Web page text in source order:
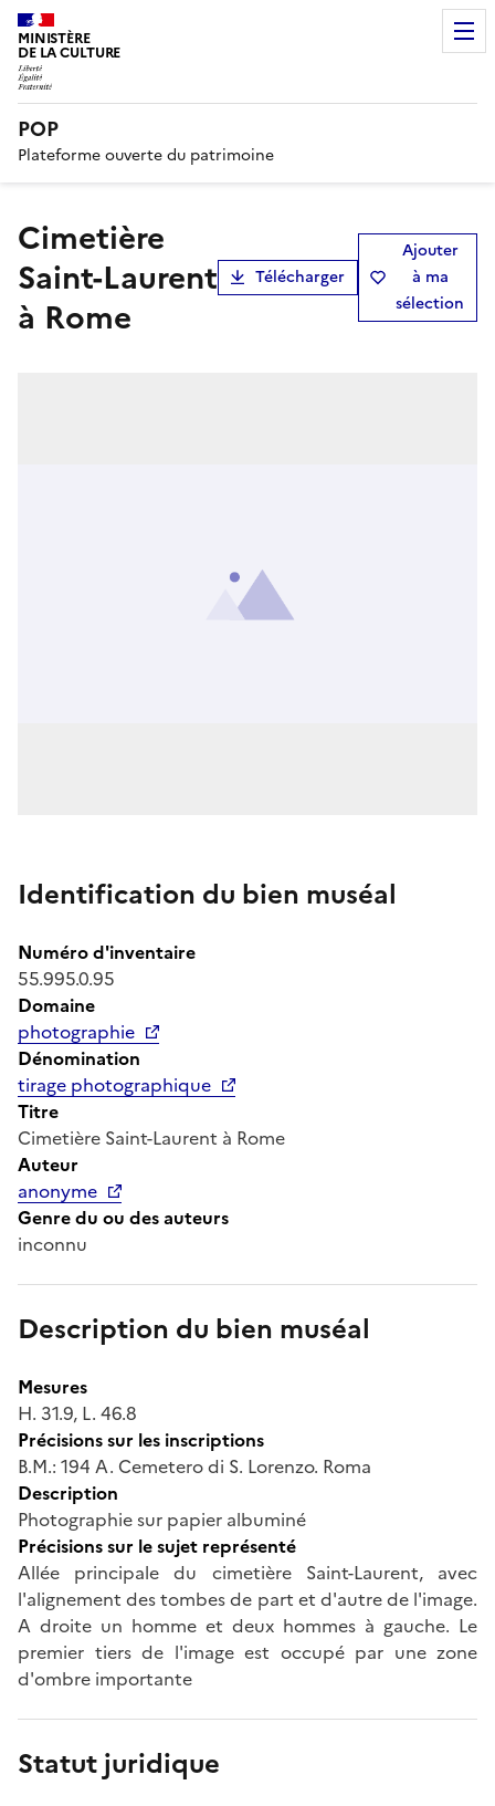
MINISTÈRE
DE LA CULTURE
POP
Plateforme ouverte du patrimoine
Cimetière
Saint-Laurent
à Rome
Télécharger
Ajouter
à ma
sélection
Identification du bien muséal
Numéro d'inventaire
55.995.0.95
Domaine
photographie
Dénomination
tirage photographique
Titre
Cimetière Saint-Laurent à Rome
Auteur
anonyme
Genre du ou des auteurs
inconnu
Description du bien muséal
Mesures
H. 31.9, L. 46.8
Précisions sur les inscriptions
B.M.: 194 A. Cemetero di S. Lorenzo. Roma
Description
Photographie sur papier albuminé
Précisions sur le sujet représenté
Allée principale du cimetière Saint-Laurent, avec
l'alignement des tombes de part et d'autre de l'image.
A droite un homme et deux hommes à gauche. Le
premier tiers de l'image est occupé par une zone
d'ombre importante
Statut juridique